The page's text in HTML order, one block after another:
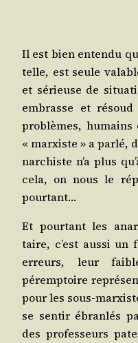
Il est bien enten­du
telle, est seule
et sérieuse de
embrasse et
pro­blèmes,
« mar­xiste » a par­lé,
nar­chiste n’a plus
cela, on nous le
pourtant…
Et pour­tant les
taire, c’est aus­si
erreurs, leur
péremp­toire
pour les sous-
se sen­tir ébran­lés
des pro­fes­seurs